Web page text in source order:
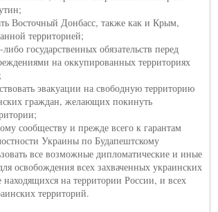
Восточный Донбасс, также как и Крым,
территорией;
государственных обязательств перед
на оккупированных территориях
эвакуации на свободную территорию
граждан, желающих покинуть
сообществу и прежде всего к гарантам
Украины по Будапештскому
все возможные дипломатические и иные
освобождения всех захваченных украинских
на территории России, и всех
территорий.